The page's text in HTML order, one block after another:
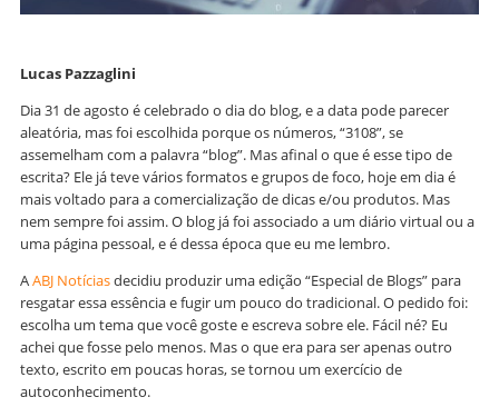
Lucas Pazzaglini
Dia 31 de agosto é celebrado o dia do blog, e a data pode parecer
aleatória, mas foi escolhida porque os números, “3108”, se
assemelham com a palavra “blog”. Mas afinal o que é esse tipo de
escrita? Ele já teve vários formatos e grupos de foco, hoje em dia é
mais voltado para a comercialização de dicas e/ou produtos. Mas
nem sempre foi assim. O blog já foi associado a um diário virtual ou a
uma página pessoal, e é dessa época que eu me lembro.
AABJ Notíciasdecidiu produzir uma edição “Especial de Blogs” para
resgatar essa essência e fugir um pouco do tradicional. O pedido foi:
escolha um tema que você goste e escreva sobre ele. Fácil né? Eu
achei que fosse pelo menos. Mas o que era para ser apenas outro
texto, escrito em poucas horas, se tornou um exercício de
autoconhecimento.